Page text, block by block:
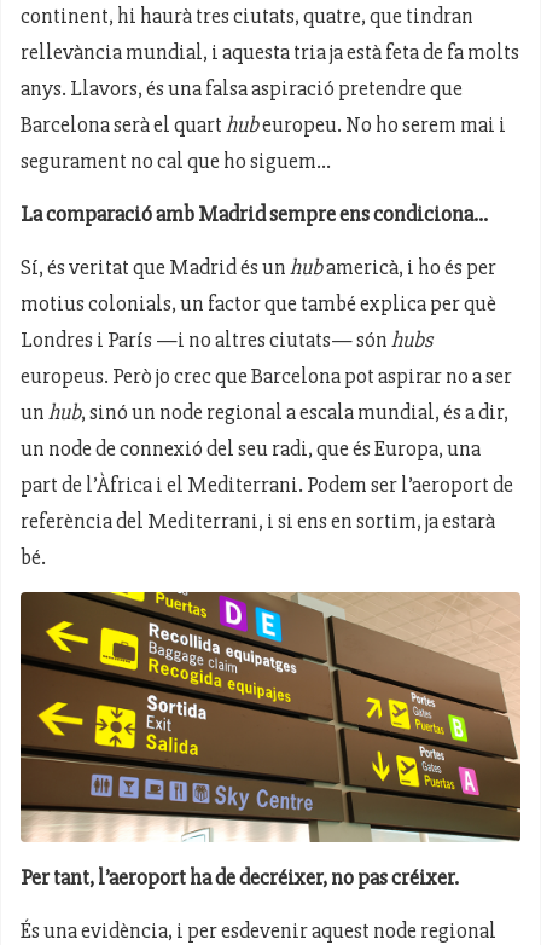
continent, hi haurà tres ciutats, quatre, que tindran
rellevància mundial, i aquesta tria ja està feta de fa molts
anys. Llavors, és una falsa aspiració pretendre que
Barcelona serà el quarthubeuropeu. No ho serem mai i
segurament no cal que ho siguem...
La comparació amb Madrid sempre ens condiciona...
Sí, és veritat que Madrid és unhubamericà, i ho és per
motius colonials, un factor que també explica per què
Londres i París —i no altres ciutats— sónhubs
europeus. Però jo crec que Barcelona pot aspirar no a ser
unhub, sinó un node regional a escala mundial, és a dir,
un node de connexió del seu radi, que és Europa, una
part de l’Àfrica i el Mediterrani. Podem ser l’aeroport de
referència del Mediterrani, i si ens en sortim, ja estarà
bé.
Per tant, l’aeroport ha de decréixer, no pas créixer.
És una evidència, i per esdevenir aquest node regional